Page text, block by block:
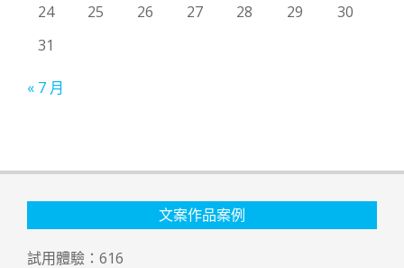
24
25 26 27 28 29
30
31
« 7 月
文案作品案例
試用體驗： 616